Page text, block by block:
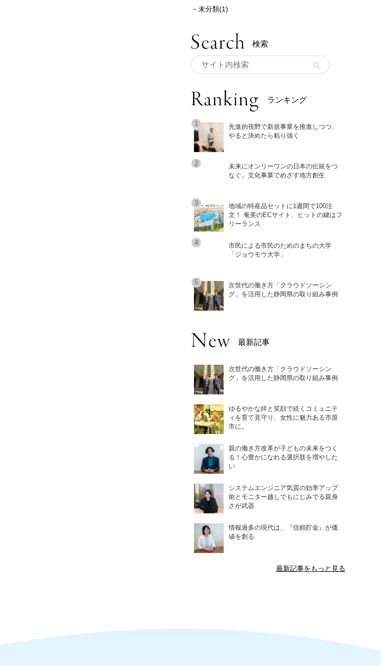
未分類(1)
検索
ランキング
先進的視野で新規事業を推進しつつ、
やると決めたら粘り強く
未来にオンリーワンの日本の伝統をつ
なぐ。文化事業でめざす地方創生
地域の特産品セットに1週間で100注
文！ 奄美のECサイト、ヒットの鍵はフ
リーランス
市民による市民のためのまちの大学
「ジョウモウ大学」
次世代の働き方「クラウドソーシン
グ」を活用した静岡県の取り組み事例
最新記事
次世代の働き方「クラウドソーシン
グ」を活用した静岡県の取り組み事例
ゆるやかな絆と笑顔で続くコミュニテ
ィを育て見守り、女性に魅力ある市原
市に。
親の働き方改革が子どもの未来をつく
る！心豊かになれる選択肢を増やした
い
システムエンジニア気質の効率アップ
術とモニター越しでもにじみでる親身
さが武器
情報過多の現代は、『信頼貯金』が価
値を創る
最新記事をもっと見る